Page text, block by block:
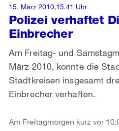
Polizei verhaftet
Einbrecher
Am Freitag- und
März 2010, konnte die
Stadtkreisen insgesamt
Einbrecher verhaften.
15. März 2010,15.41 Uhr
Am Freitagmorgen kurz vor